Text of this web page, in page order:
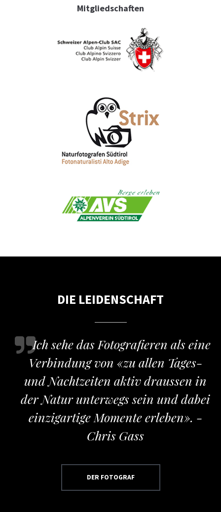
Mitgliedschaften
DIE LEIDENSCHAFT
Ich sehe das Fotografieren als eine
Verbindung von «zu allen Tages-
und Nachtzeiten aktiv draussen in
der Natur unterwegs sein und dabei
einzigartige Momente erleben». -
Chris Gass
DER FOTOGRAF